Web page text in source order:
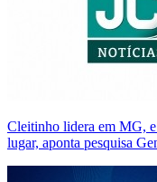
Cleitinho lidera em MG,
lugar, aponta pesquisa